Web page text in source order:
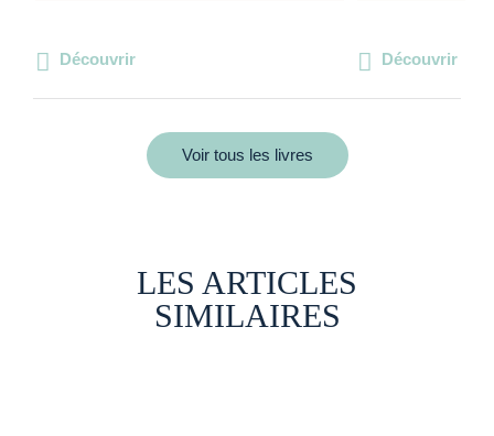
Découvrir Découvrir
Voir tous les livres
LES ARTICLES
SIMILAIRES